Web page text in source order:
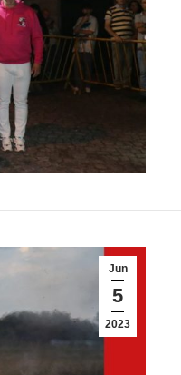
Jun
5
2023